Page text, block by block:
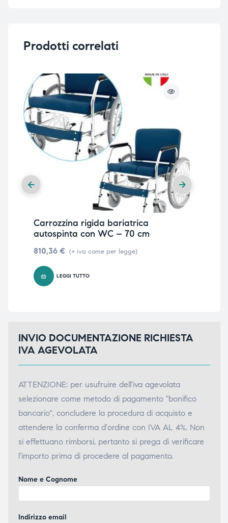
Prodotti correlati
Carrozzina rigida bariatrica
autospinta con WC – 70 cm
810,36 € (+ iva come per legge)
LEGGI TUTTO
INVIO DOCUMENTAZIONE RICHIESTA
IVA AGEVOLATA
ATTENZIONE: per usufruire dell'iva agevolata
selezionare come metodo di pagamento "bonifico
bancario", concludere la procedura di acquisto e
attendere la conferma d'ordine con IVA AL 4%. Non
si effettuano rimborsi, pertanto si prega di verificare
l'importo prima di procedere al pagamento.
Nome e Cognome
Indirizzo email